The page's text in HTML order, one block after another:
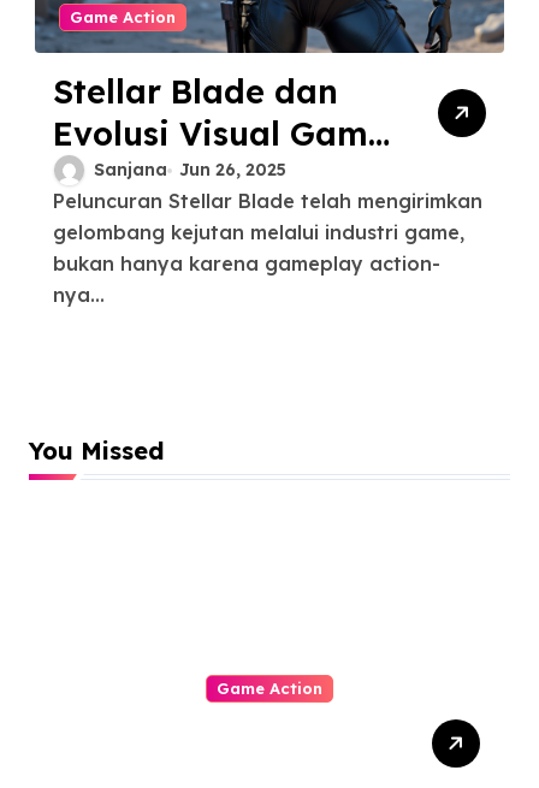
Game Action
Stellar Blade dan
Evolusi Visual Game
Action Masa Depan
Sanjana Jun 26, 2025
Peluncuran Stellar Blade telah mengirimkan
gelombang kejutan melalui industri game,
bukan hanya karena gameplay action-
nya...
You Missed
Game Action